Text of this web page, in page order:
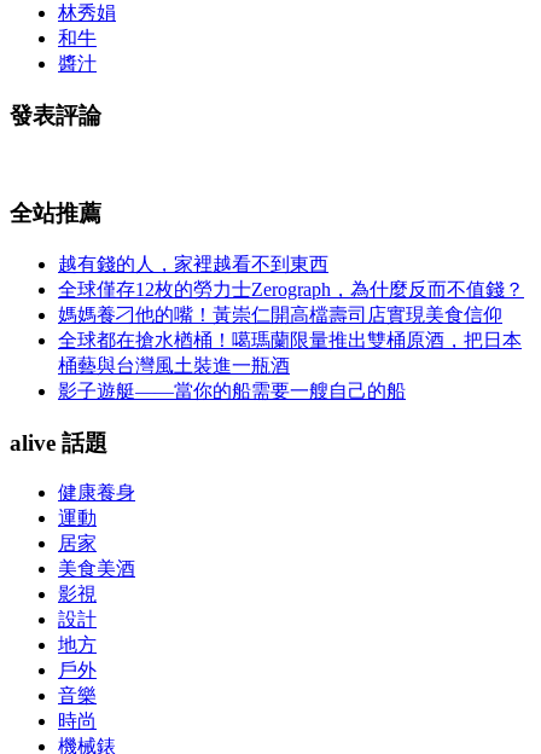
林秀娟
和牛
醬汁
發表評論
全站推薦
越有錢的人，家裡越看不到東西
全球僅存12枚的勞力士Zerograph，為什麼反而不值錢？
媽媽養刁他的嘴！黃崇仁開高檔壽司店實現美食信仰
全球都在搶水楢桶！噶瑪蘭限量推出雙桶原酒，把日本
桶藝與台灣風土裝進一瓶酒
影子遊艇——當你的船需要一艘自己的船
alive 話題
健康養身
運動
居家
美食美酒
影視
設計
地方
戶外
音樂
時尚
機械錶